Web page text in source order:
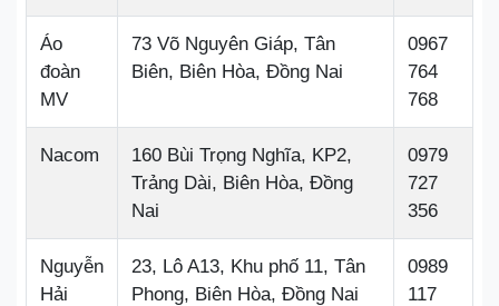
Áo
đoàn
MV
73 Võ Nguyên Giáp, Tân
Biên, Biên Hòa, Đồng Nai
0967
764
768
Nacom
160 Bùi Trọng Nghĩa, KP2,
Trảng Dài, Biên Hòa, Đồng
Nai
0979
727
356
Nguyễn
Hải
23, Lô A13, Khu phố 11, Tân
Phong, Biên Hòa, Đồng Nai
0989
117